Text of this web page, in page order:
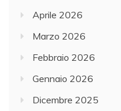
Aprile 2026
Marzo 2026
Febbraio 2026
Gennaio 2026
Dicembre 2025